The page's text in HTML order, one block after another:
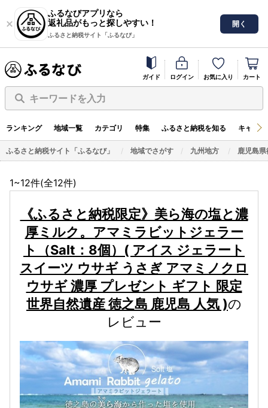
ふるなびアプリなら
返礼品がもっと探しやすい！
ふるさと納税サイト「ふるなび」
開く
ガイド ログイン お気に入り カート
キーワードを入力
ランキング 地域一覧 カテゴリ 特集 ふるさと納税を知る キャン
ふるさと納税サイト「ふるなび」 地域でさがす 九州地方 鹿児島
1~12件(全12件)
《ふるさと納税限定》美ら海の塩と濃
厚ミルク。アマミラビットジェラー
ト（Salt：8個）( アイス ジェラート
スイーツ ウサギ うさぎ アマミノクロ
ウサギ 濃厚 プレゼント ギフト 限定
世界自然遺産 徳之島 鹿児島 人気 )の
レビュー